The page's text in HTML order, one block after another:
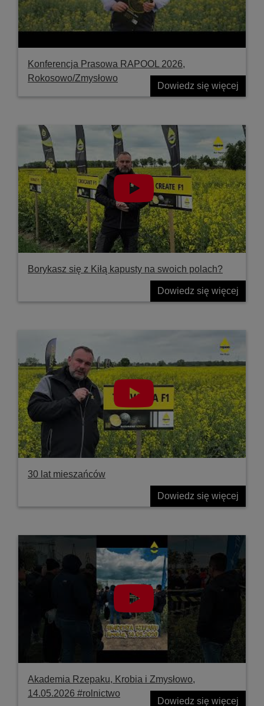
Konferencja Prasowa RAPOOL 2026,
Rokosowo/Zmysłowo
Dowiedz się więcej
Borykasz się z Kiłą kapusty na swoich polach?
Dowiedz się więcej
30 lat mieszańców
Dowiedz się więcej
Akademia Rzepaku, Krobia i Zmysłowo,
14.05.2026 #rolnictwo
Dowiedz się więcej